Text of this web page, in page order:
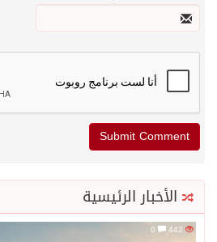
الأخبار الرئيسية